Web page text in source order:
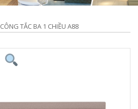
CÔNG TẮC BA 1 CHIỀU A88